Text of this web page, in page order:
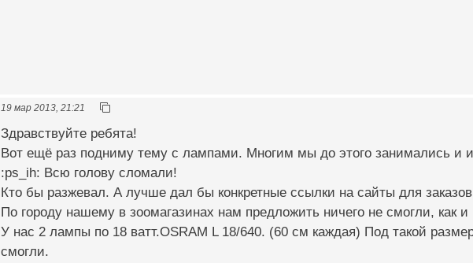
19 мар 2013, 21:21
Здравствуйте ребята!
Вот ещё раз подниму тему с лампами. Многим мы до этого занимались и
:ps_ih: Всю голову сломали!
Кто бы разжевал. А лучше дал бы конкретные ссылки на сайты для
По городу нашему в зоомагазинах нам предложить ничего не смогли, как
У нас 2 лампы по 18 ватт.OSRAM L 18/640. (60 см каждая) Под такой
смогли.